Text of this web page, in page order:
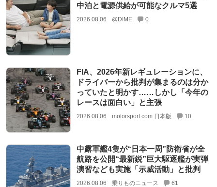
中泊と電源供給が可能なクルマ5選
2026.08.06 @DIME 0
FIA、2026年新レギュレーションに、
ドライバーから批判が集まるのは分か
っていたと明かす……しかし「今年の
レースは面白い」と主張
2026.08.06 motorsport.com 日本版 10
中露軍艦4隻が“日本一周”防衛省が全
航路を公開“最新鋭”巨大駆逐艦が実弾
演習なども実施「示威活動」と批判
2026.08.06 乗りものニュース 61